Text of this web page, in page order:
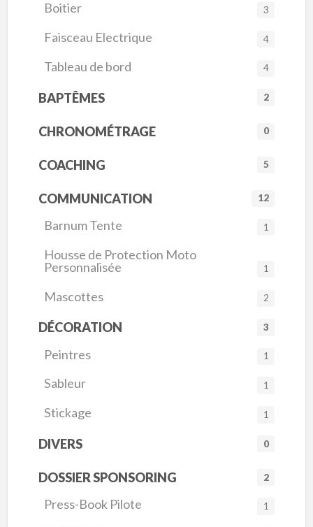
Boitier 3
Faisceau Electrique 4
Tableau de bord 4
BAPTÊMES 2
CHRONOMÉTRAGE 0
COACHING 5
COMMUNICATION 12
Barnum Tente 1
Housse de Protection Moto
Personnalisée
1
Mascottes 2
DÉCORATION 3
Peintres 1
Sableur 1
Stickage 1
DIVERS 0
DOSSIER SPONSORING 2
Press-Book Pilote 1